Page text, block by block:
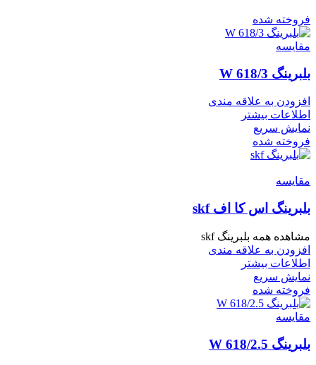
فروخته شده
مقايسه
بلبرینگ W 618/3
افزودن به علاقه مندی
اطلاعات بیشتر
نمایش سریع
فروخته شده
مقايسه
بلبرینگ اس کا اف skf
مشاهده همه بلبرینگ skf
افزودن به علاقه مندی
اطلاعات بیشتر
نمایش سریع
فروخته شده
مقايسه
بلبرینگ W 618/2.5